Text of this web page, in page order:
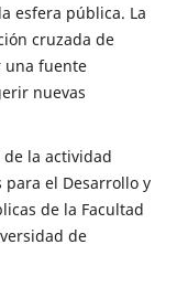
esfera pública. La
cruzada de
una fuente
nuevas
la actividad
el Desarrollo y
de la Facultad
de